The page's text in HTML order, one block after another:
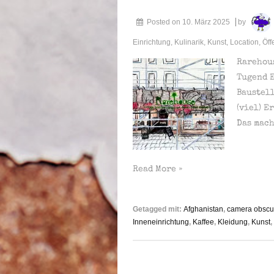
Posted on 10. März 2025 by
Einrichtung Kulinarik Kunst Location
Tugend
(viel)
Das
Aus
eine
Read More »
Getagged mit: Afghanistan, camera
Inneneinrichtung, Kaffee, Kleidung, Kunst,